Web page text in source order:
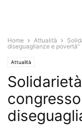
Home Attualità
diseguaglianze e povertà”
Attualità